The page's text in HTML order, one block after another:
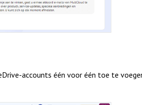
accounts één voor één toe te